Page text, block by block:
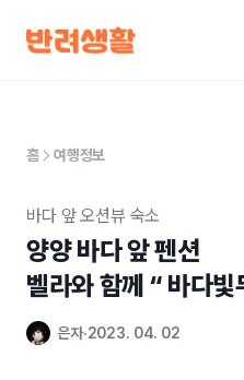
홈 여행정보
바다 앞 오션뷰 숙소
양양 바다 앞 펜션
벨라와 함께 “ 바다빛
은자 2023. 04. 02